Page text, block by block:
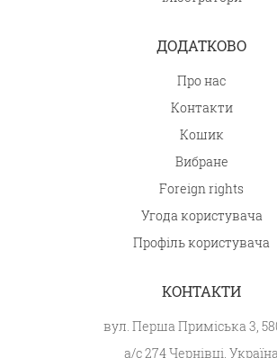
ДОДАТКОВО
Про нас
Контакти
Кошик
Вибране
Foreign rights
Угода користувача
Профіль користувача
КОНТАКТИ
вул. Перша Приміська 3,
а/с 274 Чернівці,